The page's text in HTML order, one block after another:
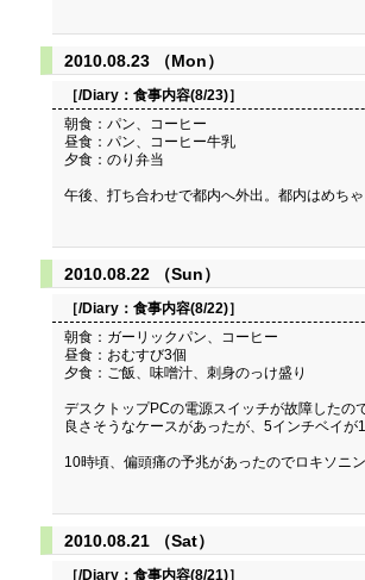
2010.08.23 （Mon）
［/Diary： 食事内容(8/23)］
朝食：パン、コーヒー
昼食：パン、コーヒー牛乳
夕食：のり弁当
午後、打ち合わせで都内へ外出。都内はめちゃ
2010.08.22 （Sun）
［/Diary： 食事内容(8/22)］
朝食：ガーリックパン、コーヒー
昼食：おむすび3個
夕食：ご飯、味噌汁、刺身のっけ盛り
デスクトップPCの電源スイッチが故障したの
良さそうなケースがあったが、5インチベイ
10時頃、偏頭痛の予兆があったのでロキソニ
2010.08.21 （Sat）
［/Diary： 食事内容(8/21)］